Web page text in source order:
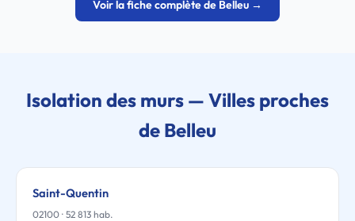
Voir la fiche complète de Belleu →
Isolation des murs — Villes proches
de Belleu
Saint-Quentin
02100 · 52 813 hab.